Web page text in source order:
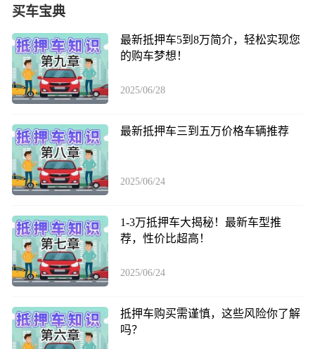
买车宝典
最新抵押车5到8万简介，轻松实现您
的购车梦想！
2025/06/28
最新抵押车三到五万价格车辆推荐
2025/06/24
1-3万抵押车大揭秘！最新车型推
荐，性价比超高！
2025/06/24
抵押车购买需谨慎，这些风险你了解
吗？